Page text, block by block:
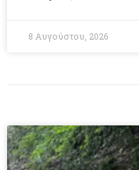
8 Αυγούστου, 2026